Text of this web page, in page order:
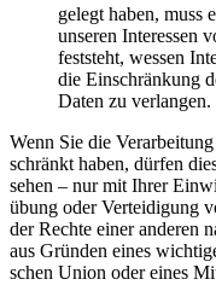
ge­legt haben, muss
unseren Inter­essen
fest­steht, wessen
die Ein­schrän­kung
Daten zu verlangen.
Wenn Sie die
schränkt haben, dürfen
sehen – nur mit Ihrer
übung oder Ver­tei­di­gung
der Rechte einer anderen
aus Gründen eines
schen Union oder eines